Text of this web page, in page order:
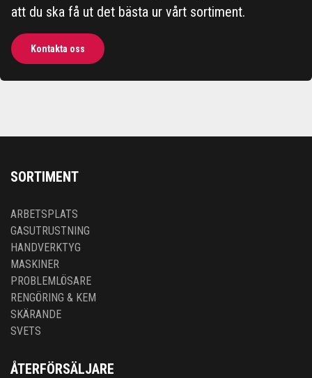
att du ska få ut det bästa ur vårt sortiment.
Kontakta oss
SORTIMENT
ARBETSPLATS
GASUTRUSTNING
HANDVERKTYG
MASKINER
PROBLEMLÖSARE
RENGÖRING & KEM
SKÄRANDE
SVETS
ÅTERFÖRSÄLJARE